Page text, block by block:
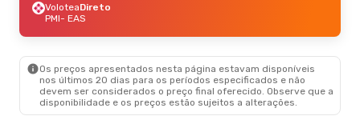
VoloteaDireto
PMI- EAS
EAS- PMI
Sáb., 5 De Set. - Seg., 7 De Set.
VoloteaDireto
PMI
VoloteaDireto
PMI- EAS
Os preços apresentados nesta página estavam disponíveis
nos últimos 20 dias para os períodos especificados e não
devem ser considerados o preço final oferecido. Observe que a
disponibilidade e os preços estão sujeitos a alterações.